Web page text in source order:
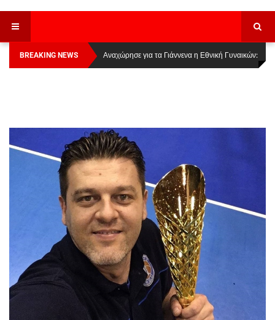
BREAKING NEWS
Οι Πάνθηρες Καβάλας στην Women Basketball
League 1
Αναχώρησε για τα Γιάννενα η Εθνική Γυναικών: